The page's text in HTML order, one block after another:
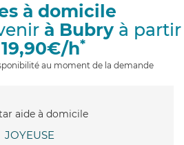
i
à domicile
à Bubry à partir
19,90€/h*
au moment de la demande
JOYEUSE